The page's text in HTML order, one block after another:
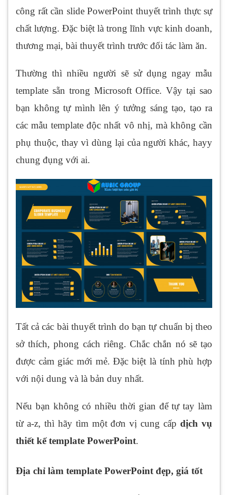
công rất cần slide PowerPoint thuyết trình thực sự
chất lượng. Đặc biệt là trong lĩnh vực kinh doanh,
thương mại, bài thuyết trình trước đối tác làm ăn.
Thường thì nhiều người sẽ sử dụng ngay mẫu
template sẵn trong Microsoft Office. Vậy tại sao
bạn không tự mình lên ý tưởng sáng tạo, tạo ra
các mẫu template độc nhất vô nhị, mà không cần
phụ thuộc, thay vì dùng lại của người khác, hayy
chung đụng với ai.
Tất cả các bài thuyết trình do bạn tự chuẩn bị theo
sở thích, phong cách riêng. Chắc chắn nó sẽ tạo
được cảm giác mới mẻ. Đặc biệt là tính phù hợp
với nội dung và là bản duy nhất.
Nếu bạn không có nhiều thời gian để tự tay làm
từ a-z, thì hãy tìm một đơn vị cung cấpdịch vụ
thiết kế template PowerPoint.
Địa chỉ làm template PowerPoint đẹp, giá tốt